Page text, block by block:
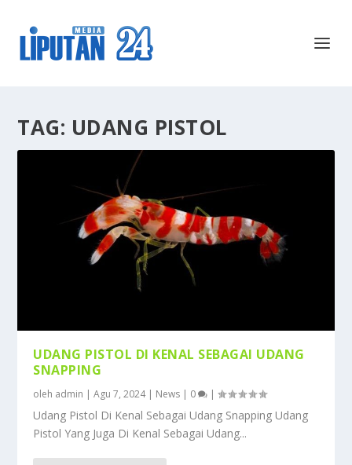
TAG: UDANG PISTOL
UDANG PISTOL DI KENAL SEBAGAI UDANG
SNAPPING
oleh admin |Agu 7, 2024| News | 0 |
Udang Pistol Di Kenal Sebagai Udang Snapping Udang
Pistol Yang Juga Di Kenal Sebagai Udang...